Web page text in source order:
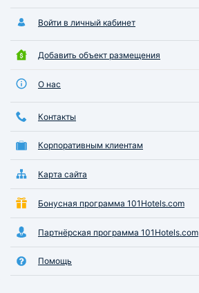
Войти в личный кабинет
Добавить объект размещения
О нас
Контакты
Корпоративным клиентам
Карта сайта
Бонусная программа 101Hotels.com
Партнёрская программа 101Hotels.com
Помощь